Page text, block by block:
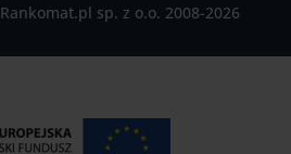
Rankomat.pl sp. z o.o. 2008-2026